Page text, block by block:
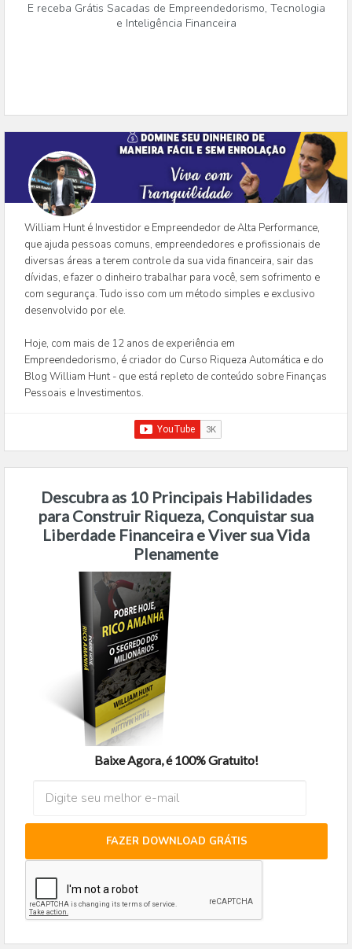
E receba Grátis Sacadas de Empreendedorismo, Tecnologia
e Inteligência Financeira
William Hunt é Investidor e Empreendedor de Alta Performance,
que ajuda pessoas comuns, empreendedores e profissionais de
diversas áreas a terem controle da sua vida financeira, sair das
dívidas, e fazer o dinheiro trabalhar para você, sem sofrimento e
com segurança. Tudo isso com um método simples e exclusivo
desenvolvido por ele.
Hoje, com mais de 12 anos de experiência em
Empreendedorismo, é criador do Curso Riqueza Automática e do
Blog William Hunt - que está repleto de conteúdo sobre Finanças
Pessoais e Investimentos.
Descubra as 10 Principais Habilidades
para Construir Riqueza, Conquistar sua
Liberdade Financeira e Viver sua Vida
Plenamente
Baixe Agora, é 100% Gratuito!
FAZER DOWNLOAD GRÁTIS